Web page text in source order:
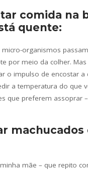
comida na
quente:
micro-organismos
por meio da colher. Mas
o impulso de encostar a
a temperatura do que
que preferem assoprar
machucados
mãe – que repito